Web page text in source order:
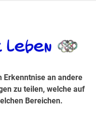
Bereichen.
Erkenntnise an andere
zu teilen, welche auf
Bereichen.